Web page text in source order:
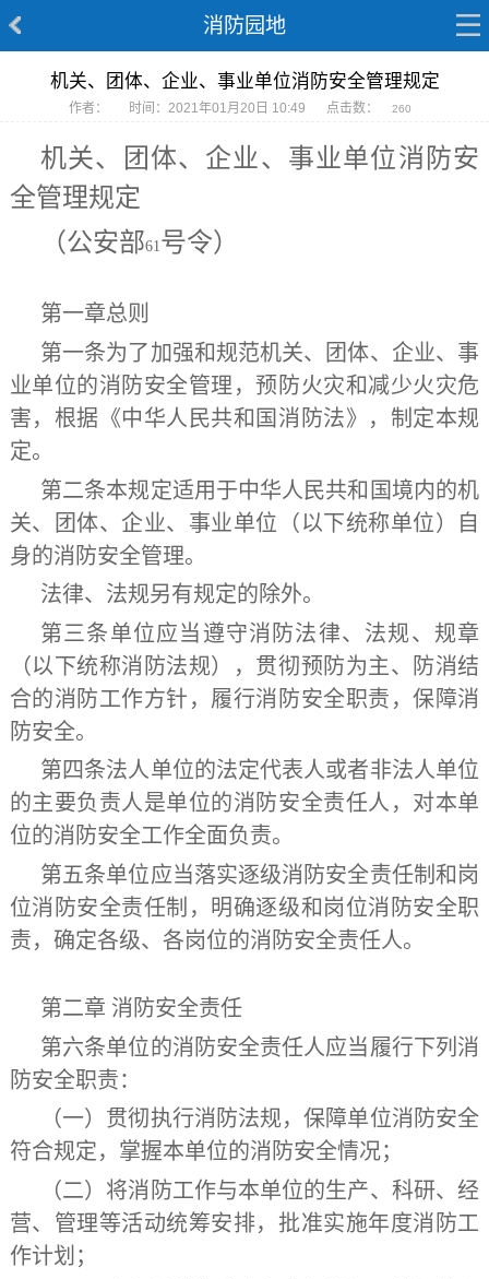
消防园地
机关、团体、企业、事业单位消防安全管理规定
作者： 时间：2021年01月20日 10:49 点击数： 260
机关、团体、企业、事业单位消防安
全管理规定
（公安部61号令）
第一章总则
第一条为了加强和规范机关、团体、企业、事
业单位的消防安全管理，预防火灾和减少火灾危
害，根据《中华人民共和国消防法》，制定本规
定。
第二条本规定适用于中华人民共和国境内的机
关、团体、企业、事业单位（以下统称单位）自
身的消防安全管理。
法律、法规另有规定的除外。
第三条单位应当遵守消防法律、法规、规章
（以下统称消防法规），贯彻预防为主、防消结
合的消防工作方针，履行消防安全职责，保障消
防安全。
第四条法人单位的法定代表人或者非法人单位
的主要负责人是单位的消防安全责任人，对本单
位的消防安全工作全面负责。
第五条单位应当落实逐级消防安全责任制和岗
位消防安全责任制，明确逐级和岗位消防安全职
责，确定各级、各岗位的消防安全责任人。
第二章 消防安全责任
第六条单位的消防安全责任人应当履行下列消
防安全职责：
（一）贯彻执行消防法规，保障单位消防安全
符合规定，掌握本单位的消防安全情况；
（二）将消防工作与本单位的生产、科研、经
营、管理等活动统筹安排，批准实施年度消防工
作计划；